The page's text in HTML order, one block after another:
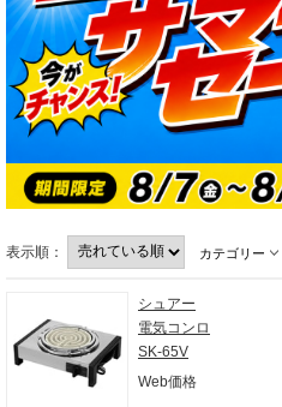
表示順： カテゴリー
シュアー
電気コンロ
SK-65V
Web価格